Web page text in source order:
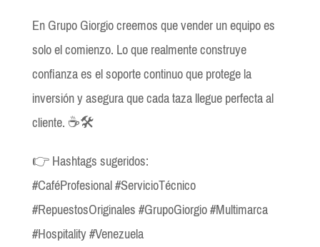
En Grupo Giorgio creemos que vender un equipo es
solo el comienzo. Lo que realmente construye
confianza es el soporte continuo que protege la
inversión y asegura que cada taza llegue perfecta al
cliente. ☕🛠️
👉 Hashtags sugeridos:
#CaféProfesional #ServicioTécnico
#RepuestosOriginales #GrupoGiorgio #Multimarca
#Hospitality #Venezuela